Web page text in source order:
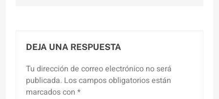
DEJA UNA RESPUESTA
Tu dirección de correo electrónico no será
publicada. Los campos obligatorios están
marcados con *